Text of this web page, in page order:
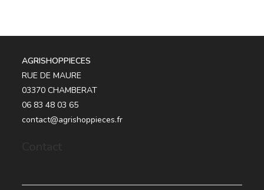
AGRISHOPPIECES
RUE DE MAURE
03370 CHAMBERAT
06 83 48 03 65
contact@agrishoppieces.fr